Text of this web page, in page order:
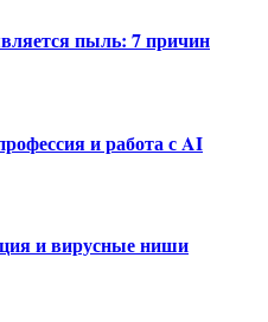
пыль: 7 причин
и работа с AI
и вирусные ниши